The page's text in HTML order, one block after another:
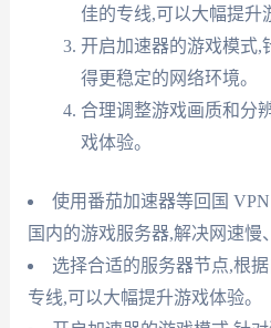
佳的专线,可以大幅提升
开启加速器的游戏模式,
得更稳定的网络环境。
合理调整游戏画质和分
戏体验。
使用番茄加速器等回国
国内的游戏服务器,解决网速慢
选择合适的服务器节点,根
专线,可以大幅提升游戏体验。